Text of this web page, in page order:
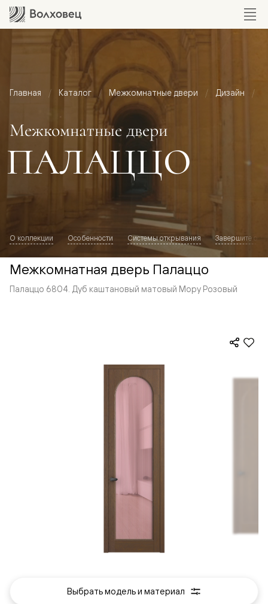
Главная Каталог Межкомнатные двери Дизайн
Межкомнатные двери
ПАЛАЦЦО
О коллекции Особенности Системы открывания Завершите
Межкомнатная дверь Палаццо
Палаццо 6804. Дуб каштановый матовый Мору Розовый
Выбрать модель и материал